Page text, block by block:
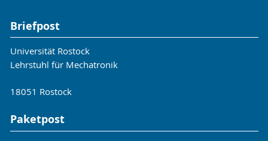
Briefpost
Universität Rostock
Lehrstuhl für Mechatronik
18051 Rostock
Paketpost